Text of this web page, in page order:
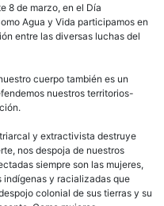
8 de marzo, en el Día
Agua y Vida participamos en
entre las diversas luchas del
cuerpo también es un
nuestros territorios-
y extractivista destruye
nos despoja de nuestros
siempre son las mujeres,
indígenas y racializadas que
colonial de sus tierras y su